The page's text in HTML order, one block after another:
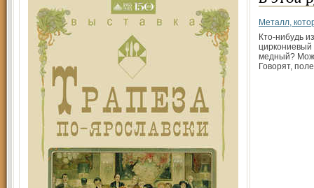
Металл,
Кто-нибудь
медный?
Говорят,